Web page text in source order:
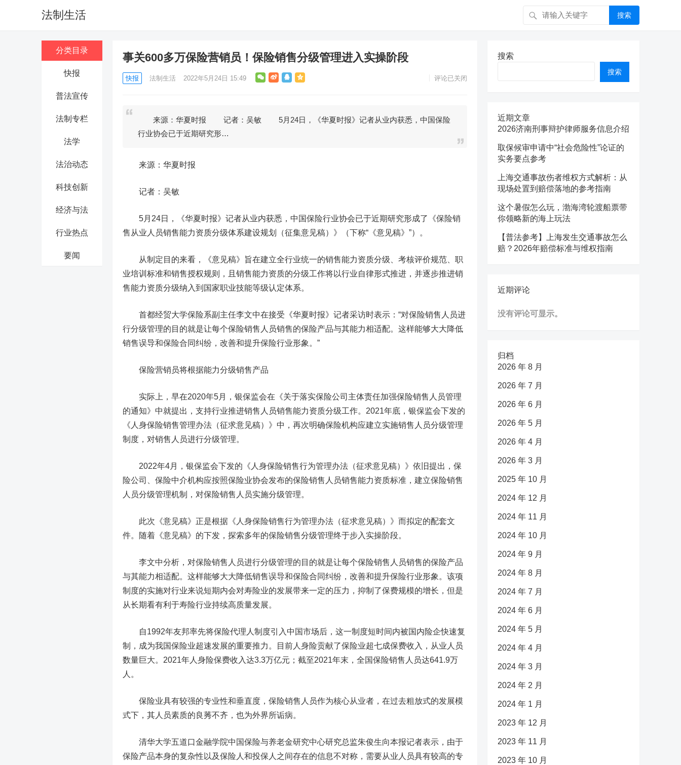
法制生活 搜索
分类目录
快报
普法宣传
法制专栏
法学
法治动态
科技创新
经济与法
行业热点
要闻
事关600多万保险营销员！保险销售分级管理进入实操阶段
快报 法制生活 2022年5月24日 15:49 评论已关闭
来源：华夏时报 记者：吴敏 5月24日，《华夏时报》记者从业内获悉，中国保险
行业协会已于近期研究形…
来源：华夏时报
记者：吴敏
5月24日，《华夏时报》记者从业内获悉，中国保险行业协会已于近期研究形成了《保险销
售从业人员销售能力资质分级体系建设规划（征集意见稿）》（下称“《意见稿》”）。
从制定目的来看，《意见稿》旨在建立全行业统一的销售能力资质分级、考核评价规范、职
业培训标准和销售授权规则，且销售能力资质的分级工作将以行业自律形式推进，并逐步推进销
售能力资质分级纳入到国家职业技能等级认定体系。
首都经贸大学保险系副主任李文中在接受《华夏时报》记者采访时表示：“对保险销售人员进
行分级管理的目的就是让每个保险销售人员销售的保险产品与其能力相适配。这样能够大大降低
销售误导和保险合同纠纷，改善和提升保险行业形象。”
保险营销员将根据能力分级销售产品
实际上，早在2020年5月，银保监会在《关于落实保险公司主体责任加强保险销售人员管理
的通知》中就提出，支持行业推进销售人员销售能力资质分级工作。2021年底，银保监会下发的
《人身保险销售管理办法（征求意见稿）》中，再次明确保险机构应建立实施销售人员分级管理
制度，对销售人员进行分级管理。
2022年4月，银保监会下发的《人身保险销售行为管理办法（征求意见稿）》依旧提出，保
险公司、保险中介机构应按照保险业协会发布的保险销售人员销售能力资质标准，建立保险销售
人员分级管理机制，对保险销售人员实施分级管理。
此次《意见稿》正是根据《人身保险销售行为管理办法（征求意见稿）》而拟定的配套文
件。随着《意见稿》的下发，探索多年的保险销售分级管理终于步入实操阶段。
李文中分析，对保险销售人员进行分级管理的目的就是让每个保险销售人员销售的保险产品
与其能力相适配。这样能够大大降低销售误导和保险合同纠纷，改善和提升保险行业形象。该项
制度的实施对行业来说短期内会对寿险业的发展带来一定的压力，抑制了保费规模的增长，但是
从长期看有利于寿险行业持续高质量发展。
自1992年友邦率先将保险代理人制度引入中国市场后，这一制度短时间内被国内险企快速复
制，成为我国保险业超速发展的重要推力。目前人身险贡献了保险业超七成保费收入，从业人员
数量巨大。2021年人身险保费收入达3.3万亿元；截至2021年末，全国保险销售人员达641.9万
人。
保险业具有较强的专业性和垂直度，保险销售人员作为核心从业者，在过去粗放式的发展模
式下，其人员素质的良莠不齐，也为外界所诟病。
清华大学五道口金融学院中国保险与养老金研究中心研究总监朱俊生向本报记者表示，由于
保险产品本身的复杂性以及保险人和投保人之间存在的信息不对称，需要从业人员具有较高的专
搜索
搜索
近期文章
2026济南刑事辩护律师服务信息介绍
取保候审申请中“社会危险性”论证的
实务要点参考
上海交通事故伤者维权方式解析：从
现场处置到赔偿落地的参考指南
这个暑假怎么玩，渤海湾轮渡船票带
你领略新的海上玩法
【普法参考】上海发生交通事故怎么
赔？2026年赔偿标准与维权指南
近期评论
没有评论可显示。
归档
2026 年 8 月
2026 年 7 月
2026 年 6 月
2026 年 5 月
2026 年 4 月
2026 年 3 月
2025 年 10 月
2024 年 12 月
2024 年 11 月
2024 年 10 月
2024 年 9 月
2024 年 8 月
2024 年 7 月
2024 年 6 月
2024 年 5 月
2024 年 4 月
2024 年 3 月
2024 年 2 月
2024 年 1 月
2023 年 12 月
2023 年 11 月
2023 年 10 月